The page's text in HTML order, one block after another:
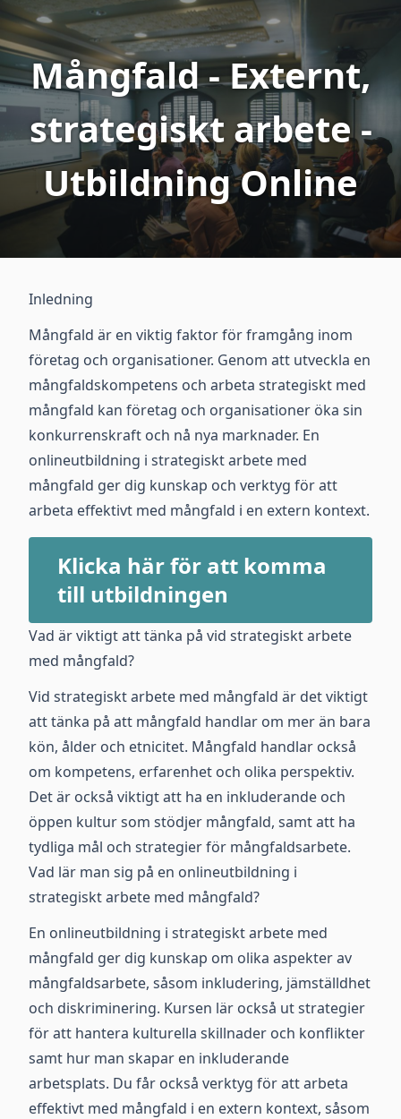
Mångfald - Externt,
strategiskt arbete -
Utbildning Online
Inledning
Mångfald är en viktig faktor för framgång inom
företag och organisationer. Genom att utveckla en
mångfaldskompetens och arbeta strategiskt med
mångfald kan företag och organisationer öka sin
konkurrenskraft och nå nya marknader. En
onlineutbildning i strategiskt arbete med
mångfald ger dig kunskap och verktyg för att
arbeta effektivt med mångfald i en extern kontext.
Klicka här för att komma
till utbildningen
Vad är viktigt att tänka på vid strategiskt arbete
med mångfald?
Vid strategiskt arbete med mångfald är det viktigt
att tänka på att mångfald handlar om mer än bara
kön, ålder och etnicitet. Mångfald handlar också
om kompetens, erfarenhet och olika perspektiv.
Det är också viktigt att ha en inkluderande och
öppen kultur som stödjer mångfald, samt att ha
tydliga mål och strategier för mångfaldsarbete.
Vad lär man sig på en onlineutbildning i
strategiskt arbete med mångfald?
En onlineutbildning i strategiskt arbete med
mångfald ger dig kunskap om olika aspekter av
mångfaldsarbete, såsom inkludering, jämställdhet
och diskriminering. Kursen lär också ut strategier
för att hantera kulturella skillnader och konflikter
samt hur man skapar en inkluderande
arbetsplats. Du får också verktyg för att arbeta
effektivt med mångfald i en extern kontext, såsom